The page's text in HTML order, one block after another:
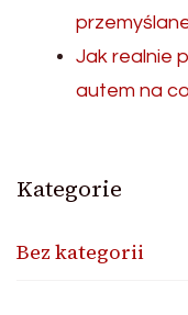
Jak realnie
autem na
Kategorie
Bez kategorii